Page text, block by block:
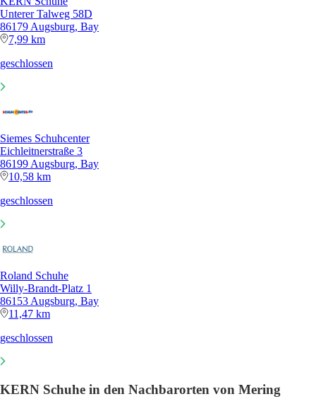
Unterer Talweg 58D
86179 Augsburg, Bay
7,99 km
geschlossen
Siemes Schuhcenter
Eichleitnerstraße 3
86199 Augsburg, Bay
10,58 km
geschlossen
Roland Schuhe
Willy-Brandt-Platz 1
86153 Augsburg, Bay
11,47 km
geschlossen
KERN Schuhe in den Nachbarorten von Mering